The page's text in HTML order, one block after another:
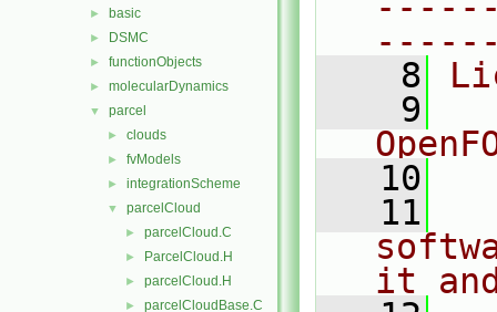
► basic
► DSMC
► functionObjects
► molecularDynamics
▼ parcel
► clouds
► fvModels
► integrationScheme
▼ parcelCloud
► parcelCloud.C
► ParcelCloud.H
► parcelCloud.H
► parcelCloudBase.C
    8
    9
   10
   11
it